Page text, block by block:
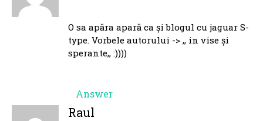
O sa apăra apară ca și blogul cu jaguar S-
type. Vorbele autorului -> ,, in vise și
sperante,, :))))
Answer
Raul